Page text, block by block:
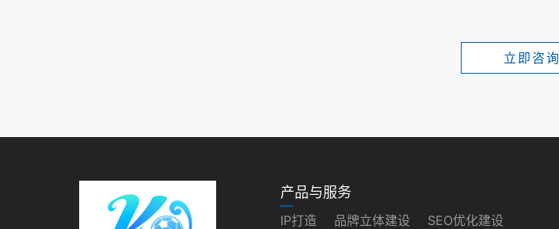
立即咨询
产品与服务
IP打造 品牌立体建设
SEO优化建设